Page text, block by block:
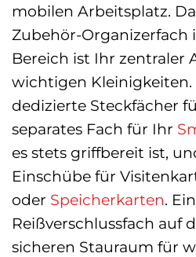
mobilen Arbeitsplatz.
Zubehör-Organizerfach
Bereich ist Ihr zentraler
wichtigen Kleinigkeiten.
dedizierte Steckfächer
separates Fach für Ihr
es stets griffbereit ist,
Einschübe für
oder Speicherkarten.
Reißverschlussfach auf
sicheren Stauraum für